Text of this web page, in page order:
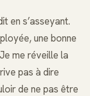
en s’asseyant.
une bonne
me réveille la
pas à dire
de ne pas être